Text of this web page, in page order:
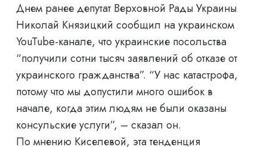
Днем ранее депутат Верховной Рады Украины
Николай Князицкий сообщил на украинском
YouTube-канале, что украинские посольства
“получили сотни тысяч заявлений об отказе от
украинского гражданства”. “У нас катастрофа,
потому что мы допустили много ошибок в
начале, когда этим людям не были оказаны
консульские услуги”, – сказал он.
По мнению Киселевой, эта тенденция